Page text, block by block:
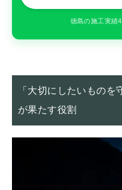
徳島の施工実績
「大切にしたいもの
が果たす役割